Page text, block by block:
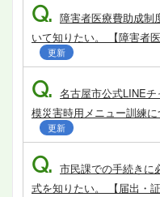
Q. 障害者医療費助成制
いて知りたい。 【障害者医
更新
Q. 名古屋市公式LINE
模災害時用メニュー訓練
更新
Q. 市民課での手続きに
式を知りたい。 【届出・証